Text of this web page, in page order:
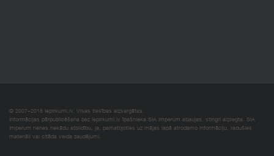
© 2007–2018 Iepirkumi.lv. Visas tiesības aizsargātas.
Informācijas pārpublicēšana bez iepirkumi.lv īpašnieka SIA Imperum atļaujas, stingri aizliegta. SIA
Imperum nenes nekādu atbildību, ja, pamatojoties uz mājas lapā atrodamo informāciju, radušies
materiāli vai citāda veida zaudējumi.